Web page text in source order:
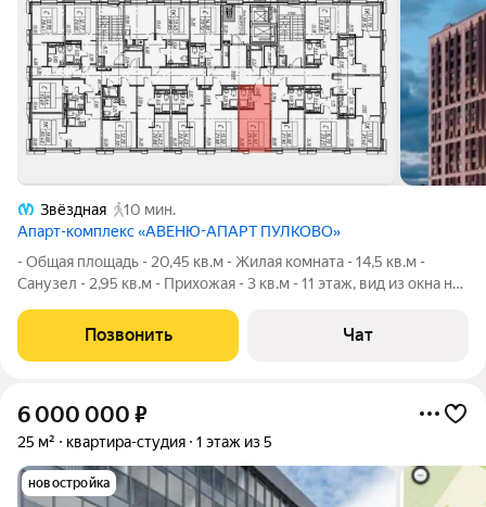
Звёздная
10 мин.
Апарт-комплекс «АВЕНЮ-АПАРТ ПУЛКОВО»
- Общая площадь - 20,45 кв.м - Жилая комната - 14,5 кв.м -
Санузел - 2,95 кв.м - Прихожая - 3 кв.м - 11 этаж, вид из окна на
застройщика: на полу ламинат/кварцвинил, на стенах обои под
покраску, в
Позвонить Чат
6 000 000 ₽
25 м² квартира-студия 1 этаж из 5
новостройка